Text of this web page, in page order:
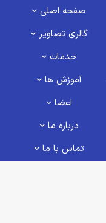
صفحه اصلی
گالری تصاویر
خدمات
آموزش ها
اعضا
درباره ما
تماس با ما